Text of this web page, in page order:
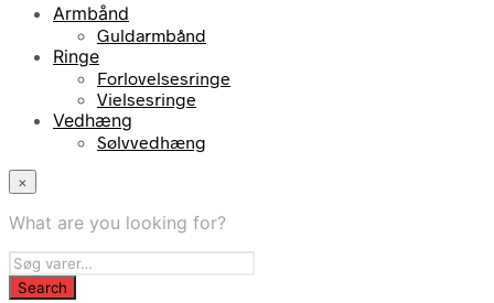
Armbånd
Guldarmbånd
Ringe
Forlovelsesringe
Vielsesringe
Vedhæng
Sølvvedhæng
×
What are you looking for?